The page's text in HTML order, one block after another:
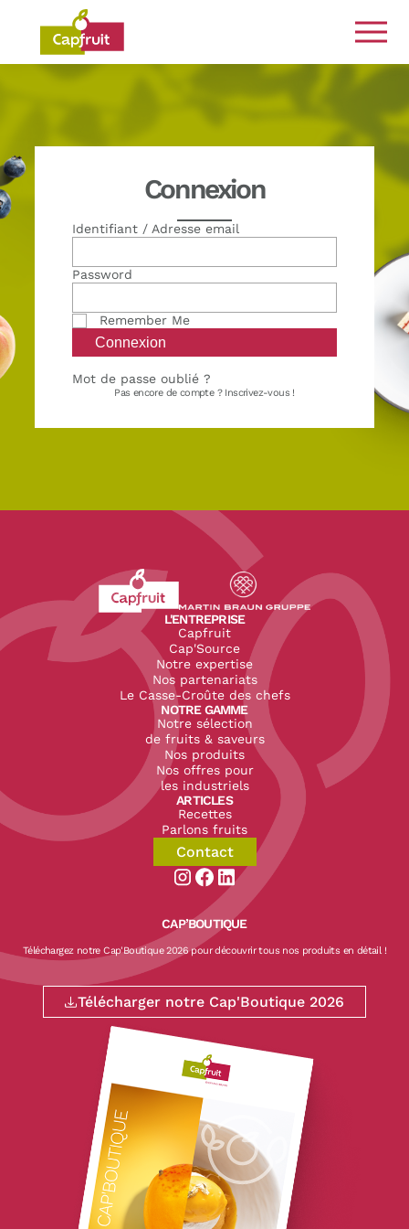
Engagés de la terre à l’assiette
Connexion
Identifiant / Adresse email
Password
Remember Me
Mot de passe oublié ?
Pas encore de compte ? Inscrivez-vous !
Revenir à l'accueil du site CapFruit.com
Voir le site du groupe
L'ENTREPRISE
Capfruit
Cap'Source
Notre expertise
Nos partenariats
Le Casse-Croûte des chefs
NOTRE GAMME
Notre sélection
de fruits & saveurs
Nos produits
Nos offres pour
les industriels
ARTICLES
Recettes
Parlons fruits
Contact
Aller sur la page instagram de
Aller sur la page facebook de
Aller sur la page linkedin de
CAP’BOUTIQUE
Téléchargez notre Cap'Boutique 2026 pour découvrir tous nos produits en détail !
Télécharger notre Cap'Boutique 2026